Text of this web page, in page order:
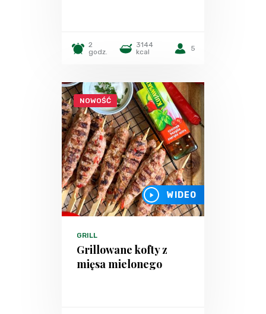
2
godz.
3144
kcal
5
NOWOŚĆ
WIDEO
GRILL
Grillowane kofty z
mięsa mielonego